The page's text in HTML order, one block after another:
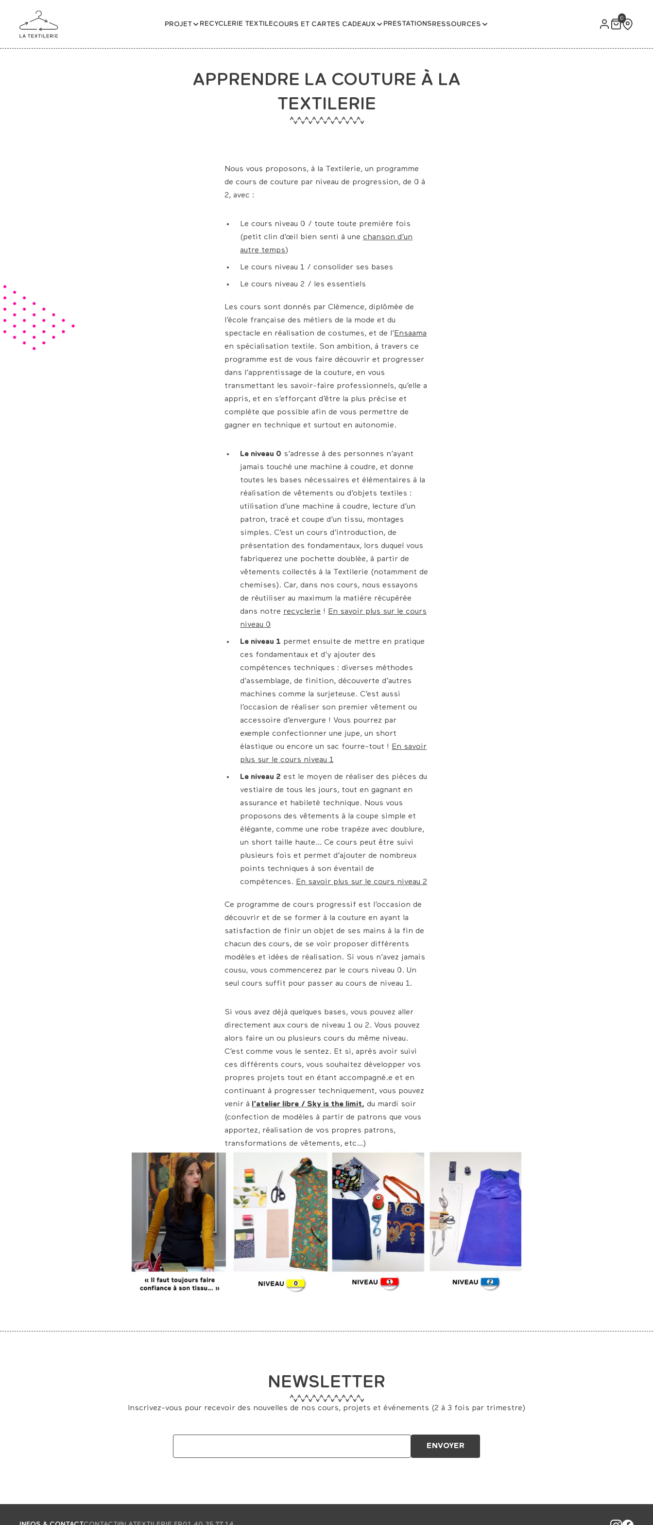
PROJET RECYCLERIE TEXTILECOURS ET CARTES CADEAUX PRESTATIONSRESSOURCES
0
APPRENDRE LA COUTURE À LA
TEXTILERIE
Nous vous proposons, à la Textilerie, un programme
de cours de couture par niveau de progression, de 0 à
2, avec :
Le cours niveau 0 / toute toute première fois
(petit clin d’œil bien senti à unechanson d’un
autre temps)
Le cours niveau 1 / consolider ses bases
Le cours niveau 2 / les essentiels
Les cours sont donnés par Clémence, diplômée de
l’école française des métiers de la mode et du
spectacle en réalisation de costumes, et de l’Ensaama
en spécialisation textile. Son ambition, à travers ce
programme est de vous faire découvrir et progresser
dans l’apprentissage de la couture, en vous
transmettant les savoir-faire professionnels, qu’elle a
appris, et en s’efforçant d’être la plus précise et
complète que possible afin de vous permettre de
gagner en technique et surtout en autonomie.
Le niveau 0 s’adresse à des personnes n’ayant
jamais touché une machine à coudre, et donne
toutes les bases nécessaires et élémentaires à la
réalisation de vêtements ou d’objets textiles :
utilisation d’une machine à coudre, lecture d’un
patron, tracé et coupe d’un tissu, montages
simples. C’est un cours d’introduction, de
présentation des fondamentaux, lors duquel vous
fabriquerez une pochette doublée, à partir de
vêtements collectés à la Textilerie (notamment de
chemises). Car, dans nos cours, nous essayons
de réutiliser au maximum la matière récupérée
dans notre recyclerie !
En savoir plus sur le cours
niveau 0
Le niveau 1 permet ensuite de mettre en pratique
ces fondamentaux et d’y ajouter des
compétences techniques : diverses méthodes
d’assemblage, de finition, découverte d’autres
machines comme la surjeteuse. C’est aussi
l’occasion de réaliser son premier vêtement ou
accessoire d’envergure ! Vous pourrez par
exemple confectionner une jupe, un short
élastique ou encore un sac fourre-tout !
En savoir
plus sur le cours niveau 1
Le niveau 2 est le moyen de réaliser des pièces du
vestiaire de tous les jours, tout en gagnant en
assurance et habileté technique. Nous vous
proposons des vêtements à la coupe simple et
élégante, comme une robe trapèze avec doublure,
un short taille haute… Ce cours peut être suivi
plusieurs fois et permet d’ajouter de nombreux
points techniques à son éventail de
compétences. En savoir plus sur le cours niveau 2
Ce programme de cours progressif est l’occasion de
découvrir et de se former à la couture en ayant la
satisfaction de finir un objet de ses mains à la fin de
chacun des cours, de se voir proposer différents
modèles et idées de réalisation. Si vous n’avez jamais
cousu, vous commencerez par le cours niveau 0. Un
seul cours suffit pour passer au cours de niveau 1.
Si vous avez déjà quelques bases, vous pouvez aller
directement aux cours de niveau 1 ou 2. Vous pouvez
alors faire un ou plusieurs cours du même niveau.
C’est comme vous le sentez. Et si, après avoir suivi
ces différents cours, vous souhaitez développer vos
propres projets tout en étant accompagné.e et en
continuant à progresser techniquement, vous pouvez
venir à l’atelier libre / Sky is the limit, du mardi soir
(confection de modèles à partir de patrons que vous
apportez, réalisation de vos propres patrons,
transformations de vêtements, etc…)
NEWSLETTER
Inscrivez-vous pour recevoir des nouvelles de nos cours, projets et événements (2 à 3 fois par trimestre)